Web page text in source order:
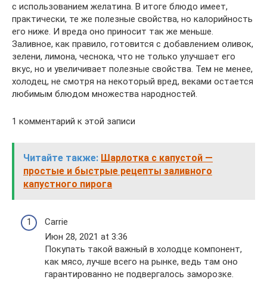
с использованием желатина. В итоге блюдо имеет,
практически, те же полезные свойства, но калорийность
его ниже. И вреда оно приносит так же меньше.
Заливное, как правило, готовится с добавлением оливок,
зелени, лимона, чеснока, что не только улучшает его
вкус, но и увеличивает полезные свойства. Тем не менее,
холодец, не смотря на некоторый вред, веками остается
любимым блюдом множества народностей.
1 комментарий к этой записи
Читайте также: Шарлотка с капустой —
простые и быстрые рецепты заливного
капустного пирога
Carrie
Июн 28, 2021 at 3:36
Покупать такой важный в холодце компонент,
как мясо, лучше всего на рынке, ведь там оно
гарантированно не подвергалось заморозке.